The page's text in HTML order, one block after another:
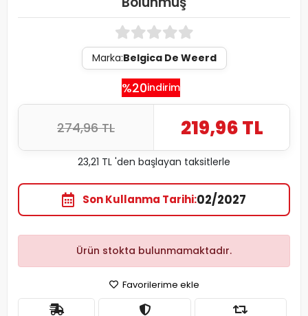
Marka:Belgica De Weerd
%20indirim
274,96 TL 219,96 TL
23,21 TL 'den başlayan taksitlerle
Son Kullanma Tarihi 02/2027
Ürün stokta bulunmamaktadır.
Favorilerime ekle